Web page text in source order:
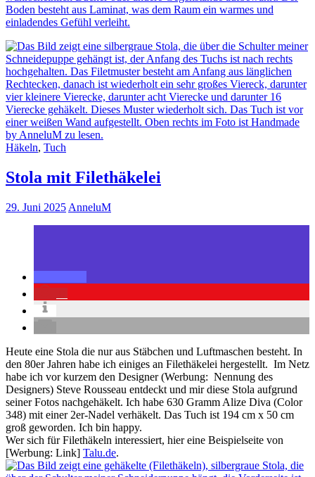
Häkeln, Tuch
Stola mit Filethäkelei
29. Juni 2025 AnneluM
Heute eine Stola die nur aus Stäbchen und Luftmaschen besteht. In
den 80er Jahren habe ich einiges an Filethäkelei hergestellt. Im Netz
habe ich vor kurzem den Designer (Werbung: Nennung des
Designers) Steve Rousseau entdeckt und mir diese Stola aufgrund
seiner Fotos nachgehäkelt. Ich habe 630 Gramm Alize Diva (Color
348) mit einer 2er-Nadel verhäkelt. Das Tuch ist 194 cm x 50 cm
groß geworden. Ich bin happy.
Wer sich für Filethäkeln interessiert, hier eine Beispielseite von
[Werbung: Link] Talu.de.